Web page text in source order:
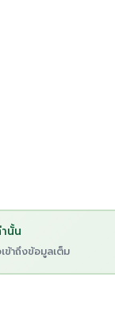
นั้น
ข้าถึงข้อมูลเต็ม